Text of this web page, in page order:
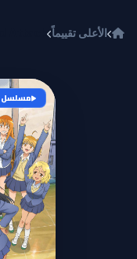
الأعلى تقييماً
مسلسل